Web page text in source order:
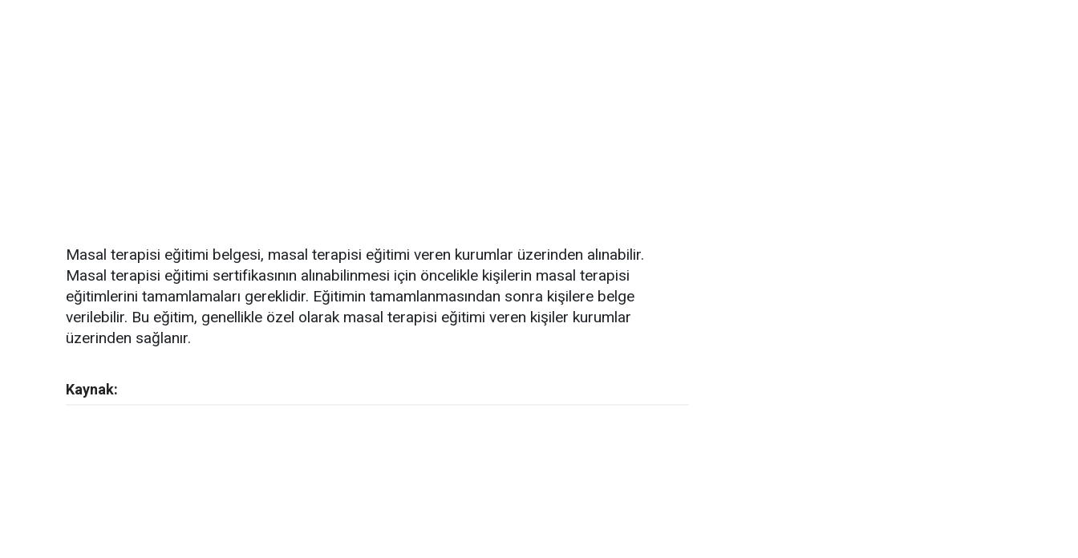
Masal terapisi eğitimi belgesi, masal terapisi eğitimi veren kurumlar üzerinden alınabilir.
Masal terapisi eğitimi sertifikasının alınabilinmesi için öncelikle kişilerin masal terapisi
eğitimlerini tamamlamaları gereklidir. Eğitimin tamamlanmasından sonra kişilere belge
verilebilir. Bu eğitim, genellikle özel olarak masal terapisi eğitimi veren kişiler kurumlar
üzerinden sağlanır.
Kaynak: